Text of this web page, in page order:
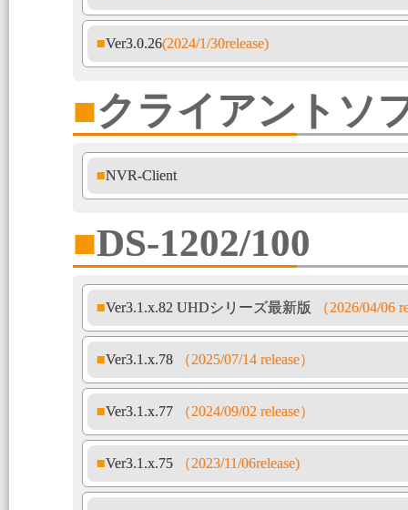
■Ver3.0.26(2024/1/30release)
■クライアントソ
■NVR-Client
■DS-1202/100
■Ver3.1.x.82 UHDシリーズ最新版 （2026/04/06
■Ver3.1.x.78 （2025/07/14 release）
■Ver3.1.x.77 （2024/09/02 release）
■Ver3.1.x.75 （2023/11/06release)